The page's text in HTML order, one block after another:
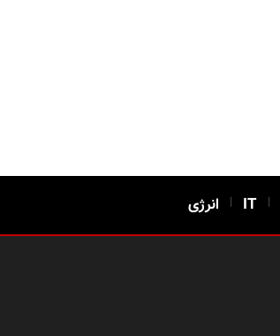
|
IT
| انرژی